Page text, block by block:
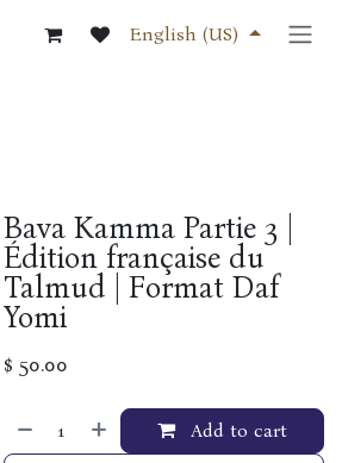
English (US)
Bava Kamma Partie 3 |
Édition française du
Talmud | Format Daf
Yomi
$ 50.00
Add to cart